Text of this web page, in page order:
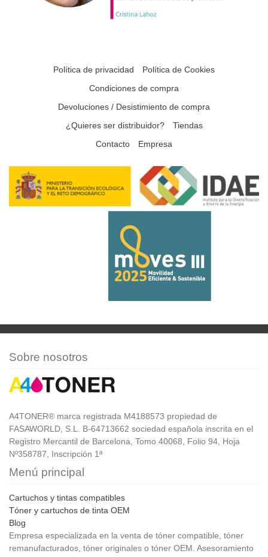
Política de privacidad
Política de Cookies
Condiciones de compra
Devoluciones / Desistimiento de compra
¿Quieres ser distribuidor?
Tiendas
Contacto
Empresa
Sobre nosotros
A4TONER® marca registrada M4188573 propiedad de
FASAWORLD, S.L. B-64713662 sociedad española inscrita en el
Registro Mercantil de Barcelona, Tomo 40068, Folio 94, Hoja
Nº358787, Inscripción 1ª
Menú principal
Cartuchos y tintas compatibles
Tóner y cartuchos de tinta OEM
Blog
Empresa especializada en la venta de tóner compatible, tóner
remanufacturados, tóner originales o tóner OEM. Asesoramiento